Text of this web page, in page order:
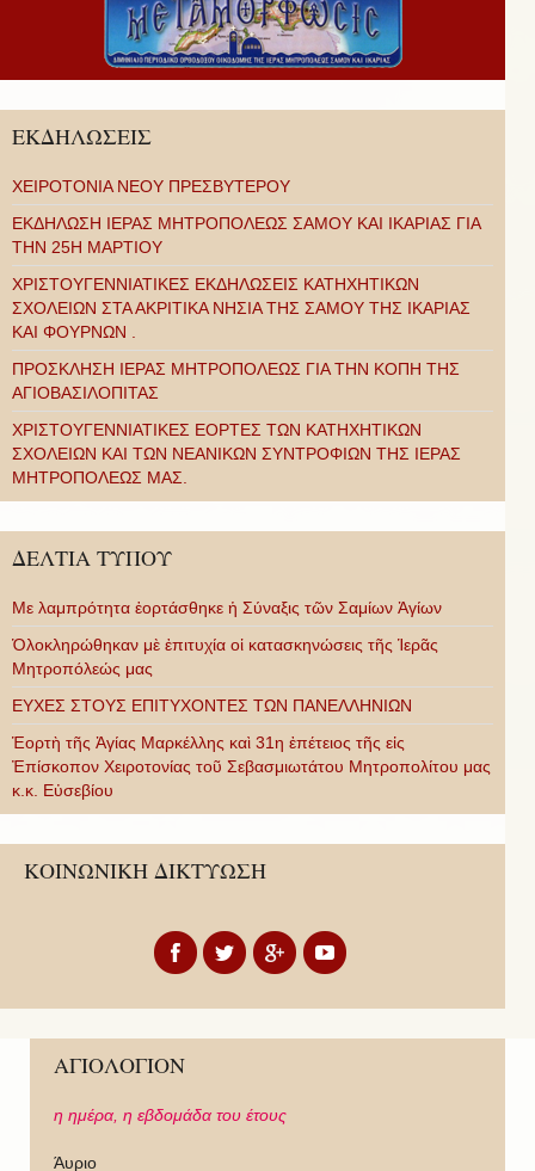
ΕΚΔΗΛΩΣΕΙΣ
ΧΕΙΡΟΤΟΝΙΑ ΝΕΟΥ ΠΡΕΣΒΥΤΕΡΟΥ
ΕΚΔΗΛΩΣΗ ΙΕΡΑΣ ΜΗΤΡΟΠΟΛΕΩΣ ΣΑΜΟΥ ΚΑΙ ΙΚΑΡΙΑΣ ΓΙΑ
ΤΗΝ 25Η ΜΑΡΤΙΟΥ
ΧΡΙΣΤΟΥΓΕΝΝΙΑΤΙΚΕΣ ΕΚΔΗΛΩΣΕΙΣ ΚΑΤΗΧΗΤΙΚΩΝ
ΣΧΟΛΕΙΩΝ ΣΤΑ ΑΚΡΙΤΙΚΑ ΝΗΣΙΑ ΤΗΣ ΣΑΜΟΥ ΤΗΣ ΙΚΑΡΙΑΣ
ΚΑΙ ΦΟΥΡΝΩΝ .
ΠΡΟΣΚΛΗΣΗ ΙΕΡΑΣ ΜΗΤΡΟΠΟΛΕΩΣ ΓΙΑ ΤΗΝ ΚΟΠΗ ΤΗΣ
ΑΓΙΟΒΑΣΙΛΟΠΙΤΑΣ
ΧΡΙΣΤΟΥΓΕΝΝΙΑΤΙΚΕΣ ΕΟΡΤΕΣ ΤΩΝ ΚΑΤΗΧΗΤΙΚΩΝ
ΣΧΟΛΕΙΩΝ ΚΑΙ ΤΩΝ ΝΕΑΝΙΚΩΝ ΣΥΝΤΡΟΦΙΩΝ ΤΗΣ ΙΕΡΑΣ
ΜΗΤΡΟΠΟΛΕΩΣ ΜΑΣ.
ΔΕΛΤΙΑ ΤΥΠΟΥ
Με λαμπρότητα ἑορτάσθηκε ἡ Σύναξις τῶν Σαμίων Ἁγίων
Ὁλοκληρώθηκαν μὲ ἐπιτυχία οἱ κατασκηνώσεις τῆς Ἱερᾶς
Μητροπόλεώς μας
ΕΥΧΕΣ ΣΤΟΥΣ ΕΠΙΤΥΧΟΝΤΕΣ ΤΩΝ ΠΑΝΕΛΛΗΝΙΩΝ
Ἑορτὴ τῆς Ἁγίας Μαρκέλλης καὶ 31η ἐπέτειος τῆς εἰς
Ἐπίσκοπον Χειροτονίας τοῦ Σεβασμιωτάτου Μητροπολίτου μας
κ.κ. Εὐσεβίου
ΚΟΙΝΩΝΙΚΗ ΔΙΚΤΥΩΣΗ
ΑΓΙΟΛΟΓΙΟΝ
η ημέρα, η εβδομάδα του έτους
Άυριο